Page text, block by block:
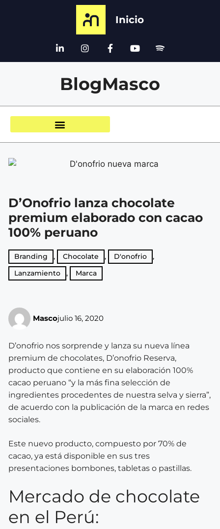
Inicio
BlogMasco
D’Onofrio lanza chocolate
premium elaborado con cacao
100% peruano
Branding , Chocolate , D'onofrio
,
Lanzamiento
, Marca
Mascojulio 16, 2020
D’onofrio nos sorprende y lanza su nueva línea
premium de chocolates, D’onofrio Reserva,
producto que contiene en su elaboración 100%
cacao peruano “y la más fina selección de
ingredientes procedentes de nuestra selva y sierra”,
de acuerdo con la publicación de la marca en redes
sociales.
Este nuevo producto, compuesto por 70% de
cacao, ya está disponible en sus tres
presentaciones bombones, tabletas o pastillas.
Mercado de chocolate
en el Perú: